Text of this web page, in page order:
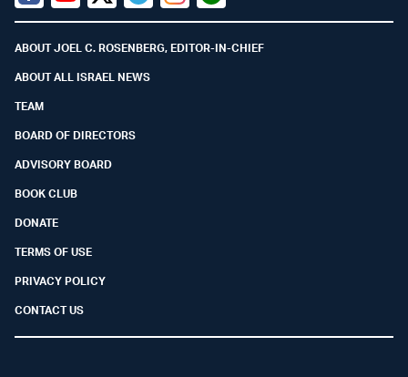
Facebook
YoutubeTwitter (X)
TelegramInstagramWhatsapp
ABOUT JOEL C. ROSENBERG, EDITOR-IN-CHIEF
ABOUT ALL ISRAEL NEWS
TEAM
BOARD OF DIRECTORS
ADVISORY BOARD
BOOK CLUB
DONATE
TERMS OF USE
PRIVACY POLICY
CONTACT US